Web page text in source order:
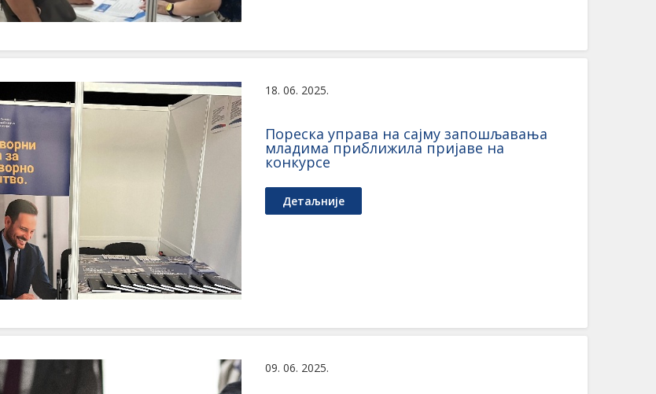
18. 06. 2025.
Пореска управа на сајму запошљавања
младима приближила пријаве на
конкурсе
Детаљније
09. 06. 2025.